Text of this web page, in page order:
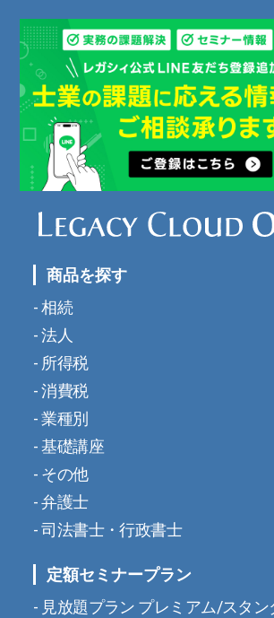
商品を探す
相続
法人
所得税
消費税
業種別
基礎講座
その他
弁護士
司法書士・行政書士
定額セミナープラン
見放題プラン プレミアム/スタン